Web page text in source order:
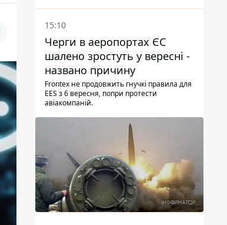
15:10
Черги в аеропортах ЄС
шалено зростуть у вересні -
названо причину
Frontex не продовжить гнучкі правила для
EES з 6 вересня, попри протести
авіакомпаній.